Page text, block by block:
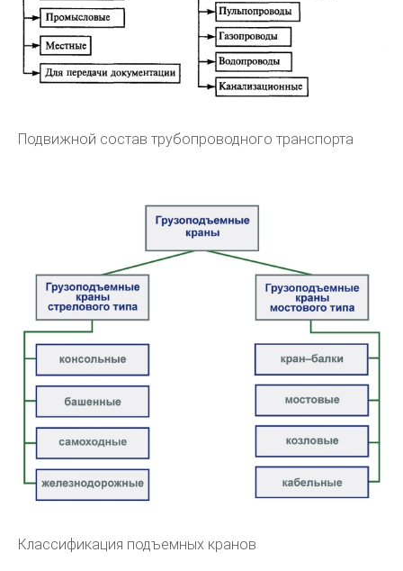
Подвижной состав трубопроводного транспорта
Классификация подъемных кранов